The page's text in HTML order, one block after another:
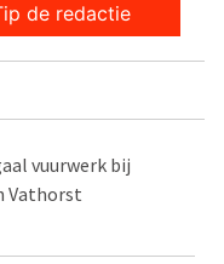
de redactie
vuurwerk bij
Vathorst